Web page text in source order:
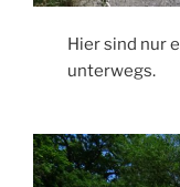
Hier sind nur
unterwegs.